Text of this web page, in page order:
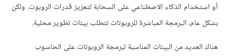
أو استخدام الذكاء الاصطناعي على السحابة لتعزيز قدرات الروبوت. ولكن
بشكل عام، البرمجة المباشرة للروبوتات تتطلب بيئات تطوير محلية.
هناك العديد من البيئات المناسبة لبرمجة الروبوتات على الحاسوب